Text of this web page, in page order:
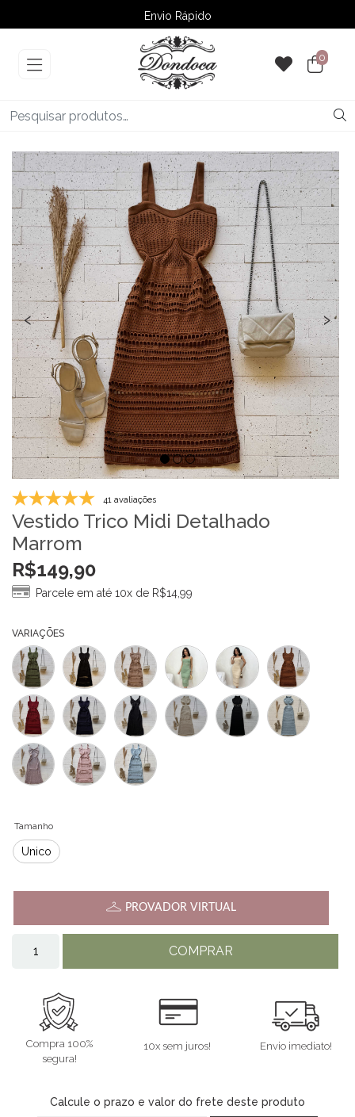
Envio Rápido
➚ Ofertas– Até 60% OFF
0
‹ ›
41 avaliações
Vestido Trico Midi Detalhado
Marrom
R$149,90
Parcele em até 10x de R$14,99
VARIAÇÕES
Tamanho
Único
PROVADOR VIRTUAL
COMPRAR
Compra 100%
segura!
10x sem juros! Envio imediato!
Calcule o prazo e valor do frete deste produto